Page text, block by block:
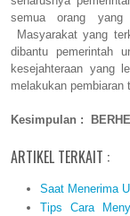
semua orang
Masyarakat yang
dibantu pemerintah
kesejahteraan yang
melakukan pembiaran
Kesimpulan :
ARTIKEL TERKAIT :
Saat Menerima
Tips Cara